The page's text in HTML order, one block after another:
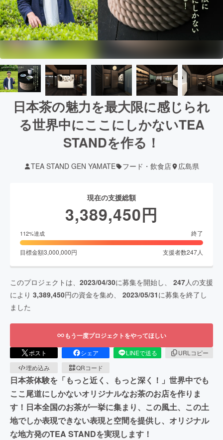
日本茶の魅力を最大限に感じられ
る世界中にここにしかないTEA
STANDを作る！
TEA STAND GEN YAMATE フード・飲食店 広島県
現在の支援総額
3,389,450円
112%達成 終了
目標金額3,000,000円 支援者数247人
このプロジェクトは、 2023/04/30に募集を開始し、 247人の支援
により 3,389,450円の資金を集め、 2023/05/31に募集を終了し
ました
もう一度プロジェクトをやってほしい
ポスト シェア LINEで送る
URLコピー
埋め込み
QRコード
日本茶体験を「もっと近く、もっと深く！」世界中でも
ここ尾道にしかないオリジナルなお茶のお店を作りま
す！日本全国のお茶が一挙に集まり、この風土、この土
地でしか表現できない表現と空間を提供し、オリジナル
な地方発のTEA STANDを実現します！